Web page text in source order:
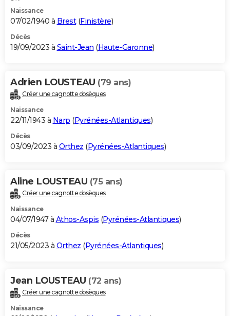
Naissance
07/02/1940 à Brest(Finistère)
Décès
19/09/2023 à Saint-Jean (Haute-Garonne)
Adrien LOUSTEAU (79 ans)
Créer une cagnotte obsèques
Naissance
22/11/1943 à Narp (Pyrénées-Atlantiques)
Décès
03/09/2023 à Orthez (Pyrénées-Atlantiques)
Aline LOUSTEAU (75 ans)
Créer une cagnotte obsèques
Naissance
04/07/1947 à Athos-Aspis (Pyrénées-Atlantiques)
Décès
21/05/2023 à Orthez (Pyrénées-Atlantiques)
Jean LOUSTEAU (72 ans)
Créer une cagnotte obsèques
Naissance